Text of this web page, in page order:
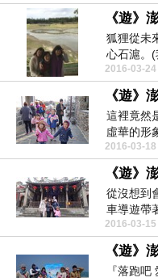
《遊》
狐狸從未
心石滬。
時...
2016-03-24
《遊》
這裡竟然
虛華的形
...
2016-03-18
《遊》
從沒想到
車導遊帶
好累累，
2016-03-15
『落跑